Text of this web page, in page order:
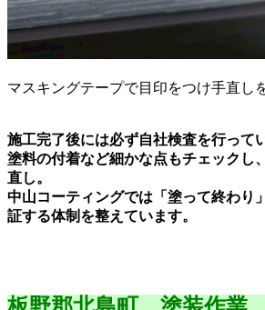
マスキングテープで目印をつけ手直し
施工完了後には必ず自社検査を行って
塗料の付着など細かな点もチェックし
直し。
中山コーティングでは「塗って終わり
証する体制を整えています。